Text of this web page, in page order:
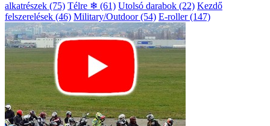
alkatrészek (75) Télre ❄ (61) Utolsó darabok (22) Kezdő
felszerelések (46) Military/Outdoor (54) E-roller (147)